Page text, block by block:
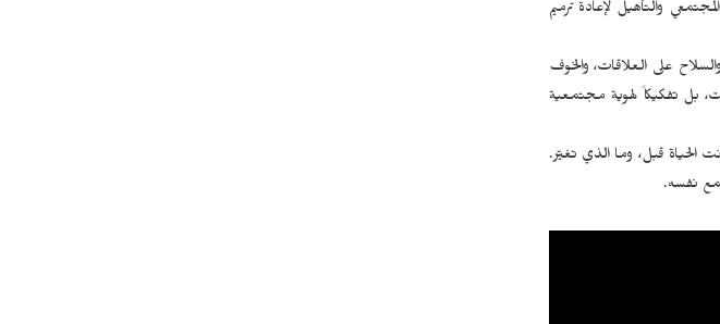
والتأهيل لإعادة ترميم
على العلاقات، والخوف
بل تفكيكاً لهوية مجتمعية
الحياة قبل، وما الذي تغيّر.
نفسه.